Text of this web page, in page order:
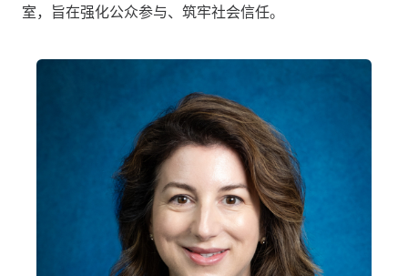
室，旨在强化公众参与、筑牢社会信任。